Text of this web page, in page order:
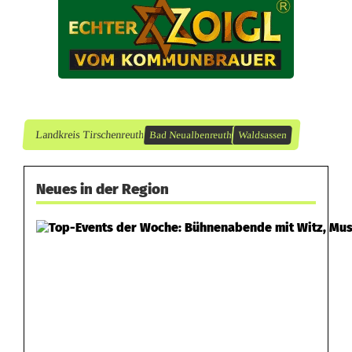
Landkreis Tirschenreuth Bad Neualbenreuth Waldsassen
Neues in der Region